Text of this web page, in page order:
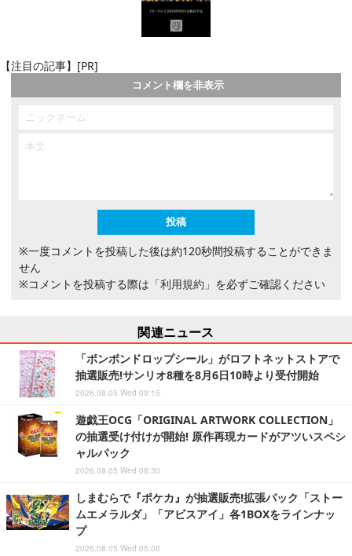
【注目の記事】[PR]
コメント欄を非表示
※一度コメントを投稿した後は約120秒間投稿することができま
せん
※コメントを投稿する際は 「利用規約」 を必ずご確認ください
関連ニュース
「ボンボンドロップシール」がロフトネットストアで
抽選販売!サンリオ8種を8月6日10時より受付開始
2026.08.05 Wed 09:15
遊戯王OCG「ORIGINAL ARTWORK COLLECTION」
の抽選受け付けが開始! 原作再現カードがアツいスペシ
ャルパック
2026.08.05 Wed 08:30
しまむらで『ポケカ』が抽選販売!拡張パック「ストー
ムエメラルダ」「アビスアイ」各1BOXをラインナッ
プ
2026.08.05 Wed 05:00